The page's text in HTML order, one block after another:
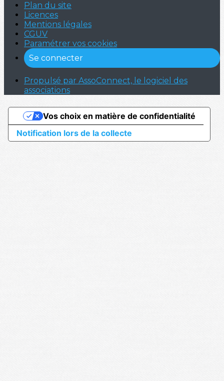
Plan du site
Licences
Mentions légales
CGUV
Paramétrer vos cookies
Se connecter
Propulsé par AssoConnect, le logiciel des
associations
Notification lors de la collecte
Vos choix en matière de confidentialité